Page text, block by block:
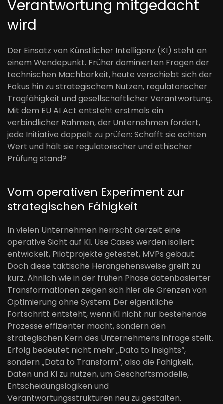
Verantwortung mitgedacht
wird
Der Einsatz von Künstlicher Intelligenz (KI) steht an
einem Wendepunkt. Früher dominierten Fragen der
technischen Machbarkeit, heute verschiebt sich der
Fokus hin zu strategischem Nutzen, regulatorischer
Tragfähigkeit und gesellschaftlicher Verantwortung.
Mit dem EU AI Act entsteht erstmals ein
verbindlicher Rahmen, der Unternehmen fordert,
jede Initiative doppelt zu prüfen: Schafft sie echten
Wert und hält sie regulatorischer und ethischer
Prüfung stand?
Vom operativen Experiment zur
strategischen Fähigkeit
In vielen Unternehmen herrscht derzeit eine
operative Sicht auf KI. Use Cases werden isoliert
entwickelt, Pilotprojekte getestet, MVPs gebaut.
Doch diese taktische Herangehensweise greift zu
kurz. Ähnlich wie in der frühen Phase datenbasierter
Transformationen zeigen sich hier die Grenzen von
Optimierung ohne System. Der eigentliche
Fortschritt entsteht, wenn KI nicht nur bestehende
Prozesse effizienter macht, sondern den
strategischen Kern des Unternehmens infrage stellt.
Erfolg bedeutet nicht mehr „Data to Insights“,
sondern „Data to Transform“, also die Fähigkeit,
Daten und KI zu nutzen, um Geschäftsmodelle,
Entscheidungslogiken und
Verantwortungsstrukturen neu zu gestalten.